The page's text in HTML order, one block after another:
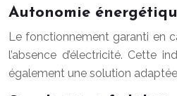
Autonomie
Le fonctionnement garanti en
l’absence d’électricité. Cette
également une solution